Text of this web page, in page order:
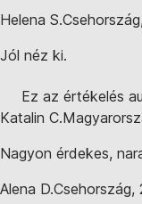
Helena S.Csehország
Jól néz ki.
Ez az értékelés
Katalin C.
Nagyon érdekes,
Alena D.Csehország,